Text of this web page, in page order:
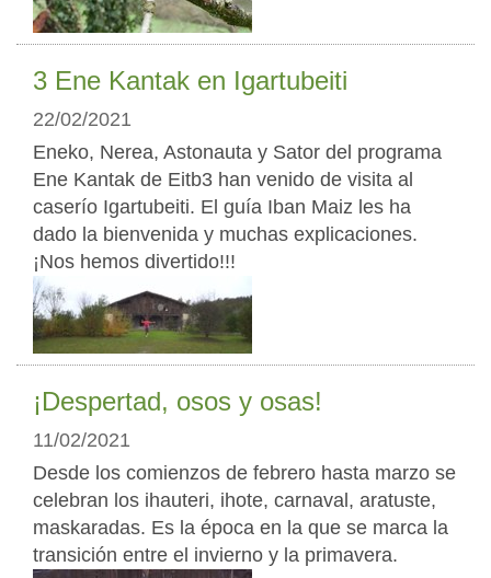
3 Ene Kantak en Igartubeiti
22/02/2021
Eneko, Nerea, Astonauta y Sator del programa
Ene Kantak de Eitb3 han venido de visita al
caserío Igartubeiti. El guía Iban Maiz les ha
dado la bienvenida y muchas explicaciones.
¡Nos hemos divertido!!!
¡Despertad, osos y osas!
11/02/2021
Desde los comienzos de febrero hasta marzo se
celebran los ihauteri, ihote, carnaval, aratuste,
maskaradas. Es la época en la que se marca la
transición entre el invierno y la primavera.